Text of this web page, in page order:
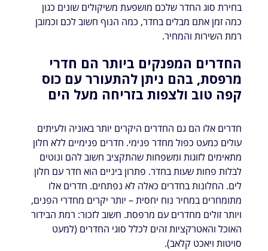
בחירת סוג החדר שלכם מושפעת משיקולים שונים כגון
כמה זמן אתם מבלים בחדר, כמה הנוף חשוב לכם וכמובן
רמת השירות והמחיר.
החדרים המפנקים ביותר הם חדרי
מרפסת, בהם ניתן להתעורר עם כוס
קפה טוב ולצפות בזריחה מעל הים
חדרים אלו הם גם החדרים היקרים יותר באוניה ולעיתים
עולים כמעט כפול מחדר פנימי. חדרים פנימיים ללא חלון
מתאימים לזוגות ומשפחות שהתקציב חשוב להם ונוטים
לבלות פחות שעות בחדר. פתרון ביניים הוא חדר עם חלון
לים. החלונות בחדרים כאלה לא נפתחים. חדרים אלו
מתומחרים במחיר נוח יחסית – יותר יקרים מחדרי הפנים,
ויותר זולים מחדרים עם מרפסת. חשוב לזכור: רמת הבידור
האוכל והאטרקציות זהים לכלל סוגי החדרים (למעט
סויטות ויאכט קלאב).